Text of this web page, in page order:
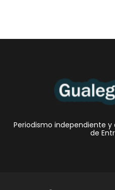
Periodismo independiente
de